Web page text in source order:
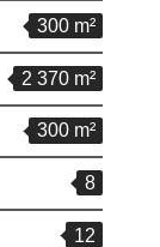
300 m²
2 370 m²
300 m²
8
12